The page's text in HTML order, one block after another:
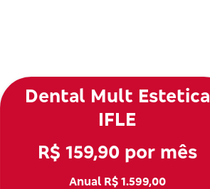
Dental Mult Estetica
IFLE
R$ 159,90 por mês
Anual R$ 1.599,00